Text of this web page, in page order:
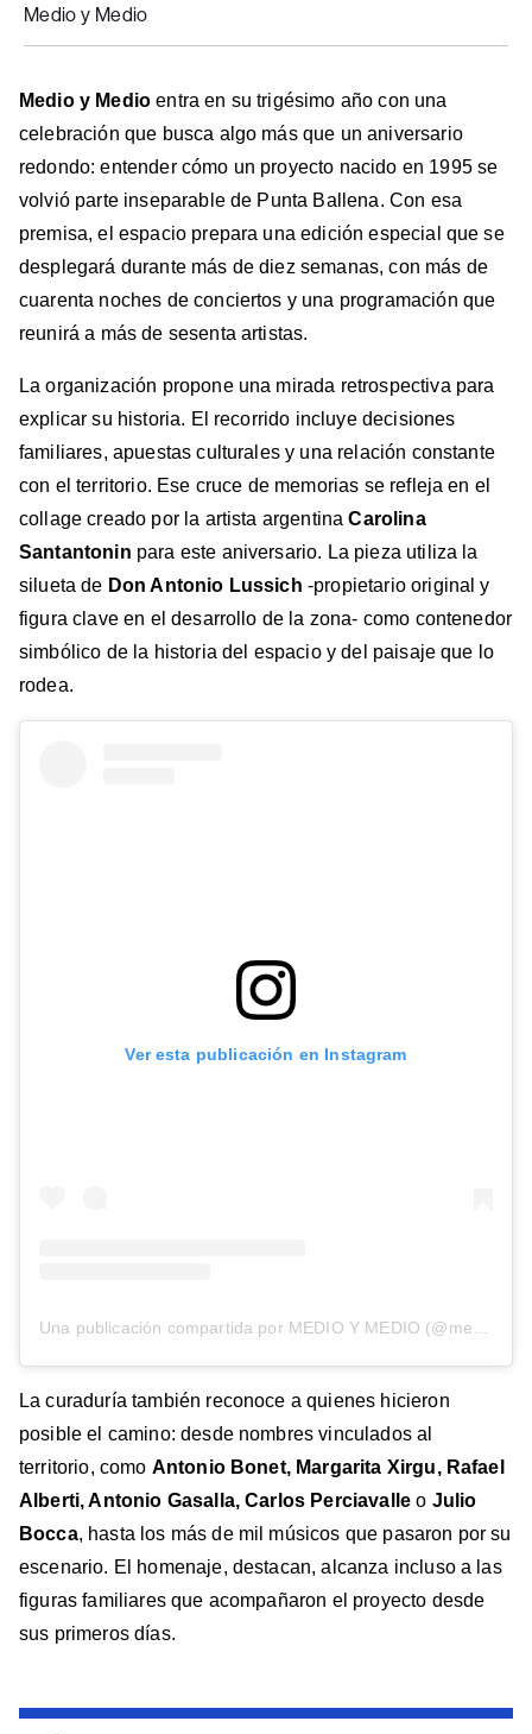
Medio y Medio
Medio y Medioentra en su trigésimo año con una
celebración que busca algo más que un aniversario
redondo: entender cómo un proyecto nacido en 1995 se
volvió parte inseparable de Punta Ballena. Con esa
premisa, el espacio prepara una edición especial que se
desplegará durante más de diez semanas, con más de
cuarenta noches de conciertos y una programación que
reunirá a más de sesenta artistas.
La organización propone una mirada retrospectiva para
explicar su historia. El recorrido incluye decisiones
familiares, apuestas culturales y una relación constante
con el territorio. Ese cruce de memorias se refleja en el
collage creado por la artista argentinaCarolina
Santantonin para este aniversario. La pieza utiliza la
silueta de Don Antonio Lussich -propietario original y
figura clave en el desarrollo de la zona- como contenedor
simbólico de la historia del espacio y del paisaje que lo
rodea.
Ver esta publicación en Instagram
La curaduría también reconoce a quienes hicieron
posible el camino: desde nombres vinculados al
territorio, como Antonio Bonet, Margarita Xirgu, Rafael
Alberti, Antonio Gasalla, Carlos Perciavalleo Julio
Bocca, hasta los más de mil músicos que pasaron por su
escenario. El homenaje, destacan, alcanza incluso a las
figuras familiares que acompañaron el proyecto desde
sus primeros días.